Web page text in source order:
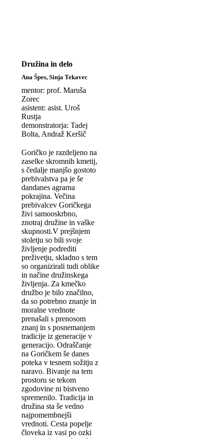
Družina in delo
Ana Špes, Sinja Tekavec
mentor: prof. Maruša
Zorec
asistent: asist. Uroš
Rustja
demonstratorja: Tadej
Bolta, Andraž Keršič
Goričko je razdeljeno na
zaselke skromnih kmetij,
s čedalje manjšo gostoto
prebivalstva pa je še
dandanes agrarna
pokrajina. Večina
prebivalcev Goričkega
živi samooskrbno,
znotraj družine in vaške
skupnosti.V prejšnjem
stoletju so bili svoje
življenje podrediti
preživetju, skladno s tem
so organizirali tudi oblike
in načine družinskega
življenja. Za kmečko
družbo je bilo značilno,
da so potrebno znanje in
moralne vrednote
prenašali s prenosom
znanj in s posnemanjem
tradicije iz generacije v
generacijo. Odraščanje
na Goričkem še danes
poteka v tesnem sožitju z
naravo. Bivanje na tem
prostoru se tekom
zgodovine ni bistveno
spremenilo. Tradicija in
družina sta še vedno
najpomembnejši
vrednoti. Cesta popelje
človeka iz vasi po ozki